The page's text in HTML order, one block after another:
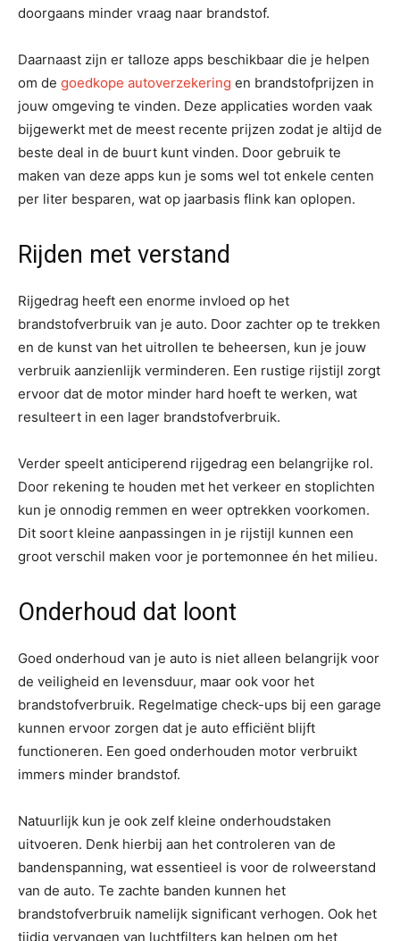
doorgaans minder vraag naar brandstof.
Daarnaast zijn er talloze apps beschikbaar die je helpen
om de goedkope autoverzekering en brandstofprijzen in
jouw omgeving te vinden. Deze applicaties worden vaak
bijgewerkt met de meest recente prijzen zodat je altijd de
beste deal in de buurt kunt vinden. Door gebruik te
maken van deze apps kun je soms wel tot enkele centen
per liter besparen, wat op jaarbasis flink kan oplopen.
Rijden met verstand
Rijgedrag heeft een enorme invloed op het
brandstofverbruik van je auto. Door zachter op te trekken
en de kunst van het uitrollen te beheersen, kun je jouw
verbruik aanzienlijk verminderen. Een rustige rijstijl zorgt
ervoor dat de motor minder hard hoeft te werken, wat
resulteert in een lager brandstofverbruik.
Verder speelt anticiperend rijgedrag een belangrijke rol.
Door rekening te houden met het verkeer en stoplichten
kun je onnodig remmen en weer optrekken voorkomen.
Dit soort kleine aanpassingen in je rijstijl kunnen een
groot verschil maken voor je portemonnee én het milieu.
Onderhoud dat loont
Goed onderhoud van je auto is niet alleen belangrijk voor
de veiligheid en levensduur, maar ook voor het
brandstofverbruik. Regelmatige check-ups bij een garage
kunnen ervoor zorgen dat je auto efficiënt blijft
functioneren. Een goed onderhouden motor verbruikt
immers minder brandstof.
Natuurlijk kun je ook zelf kleine onderhoudstaken
uitvoeren. Denk hierbij aan het controleren van de
bandenspanning, wat essentieel is voor de rolweerstand
van de auto. Te zachte banden kunnen het
brandstofverbruik namelijk significant verhogen. Ook het
tijdig vervangen van luchtfilters kan helpen om het